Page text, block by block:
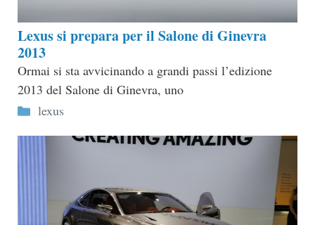
Lexus si prepara per il Salone di Ginevra
2013
Ormai si sta avvicinando a grandi passi l’edizione
2013 del Salone di Ginevra, uno
Categorie
lexus